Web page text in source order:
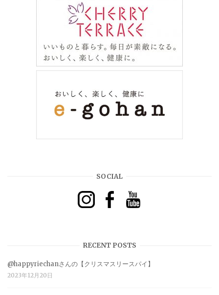
SOCIAL
RECENT POSTS
@happyriechanさんの【クリスマスリースパイ】
2023年12月20日